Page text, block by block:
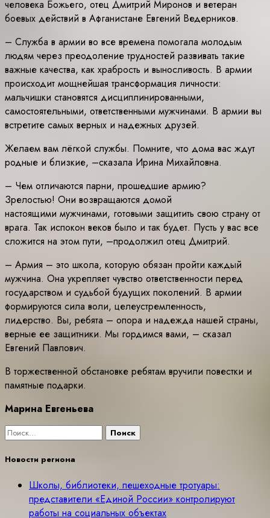
человека Божьего, отец Дмитрий Миронов и ветеран
боевых действий в Афганистане Евгений Ведерников.
– Служба в армии во все времена помогала молодым
людям через преодоление трудностей развивать такие
важные качества, как храбрость и выносливость. В армии
происходит мощнейшая трансформация личности:
мальчишки становятся дисциплинированными,
самостоятельными, ответственными мужчинами. В армии вы
встретите самых верных и надежных друзей.
Желаем вам лёгкой службы. Помните, что дома вас ждут
родные и близкие, –сказала Ирина Михайловна.
– Чем отличаются парни, прошедшие армию?
Зрелостью! Они возвращаются домой
настоящими мужчинами, готовыми защитить свою страну от
врага. Так испокон веков было и так будет. Пусть у вас все
сложится на этом пути, –продолжил отец Дмитрий.
– Армия – это школа, которую обязан пройти каждый
мужчина. Она укрепляет чувство ответственности перед
государством и судьбой будущих поколений. В армии
формируются сила воли, целеустремленность,
лидерство. Вы, ребята – опора и надежда нашей страны,
верные ее защитники. Мы гордимся вами, – сказал
Евгений Павлович.
В торжественной обстановке ребятам вручили повестки и
памятные подарки.
Марина Евгеньева
Найти:
Новости региона
Школы, библиотеки, пешеходные тротуары:
представители «Единой России» контролируют
работы на социальных объектах